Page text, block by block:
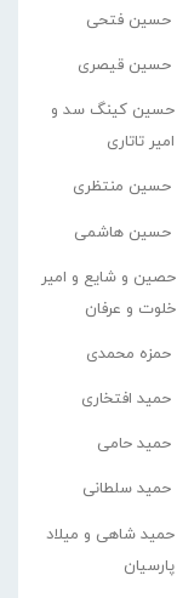
حسین فتحی
حسین قیصری
حسین کینگ سد و
امیر تاتاری
حسین منتظری
حسین هاشمی
حصین و شایع و امیر
خلوت و عرفان
حمزه محمدی
حمید افتخاری
حمید حامی
حمید سلطانی
حمید شاهی و میلاد
پارسیان